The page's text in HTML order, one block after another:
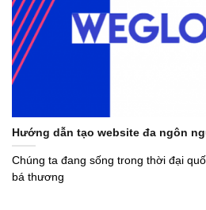
Hướng dẫn tạo website đa ngôn
Chúng ta đang sống trong thời đại
bá thương